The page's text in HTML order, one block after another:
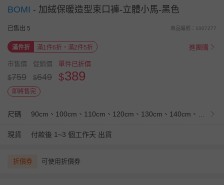
BOMI - 加絨保暖造型束口褲-立體小馬-黑色
已售出 5 商品編號：1007277
滿件折 滿1件6折，滿2件5折 進團購
市售價
$759
促銷價
$649
單件已折價
$389
即將售完
尺碼
現貨 付款後 1~3 個工作天 出貨
折價券 可使用折價券